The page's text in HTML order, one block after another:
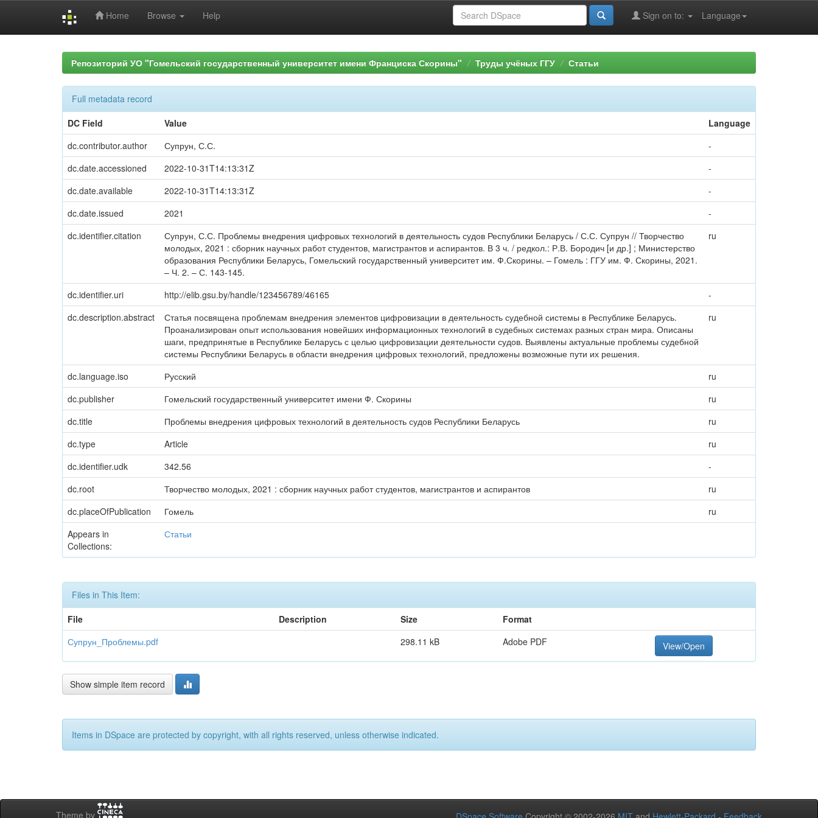
Home Browse Help Language
Sign on to:
Репозиторий УО "Гомельский государственный университет имени Франциска Скорины" Труды учёных ГГУ Статьи
Full metadata record
DC Field
Value
Language
dc.contributor.author
Супрун, С.С.
-
dc.date.accessioned
2022-10-31T14:13:31Z
-
dc.date.available
2022-10-31T14:13:31Z
-
dc.date.issued
2021
-
dc.identifier.citation
Супрун, С.С. Проблемы внедрения цифровых технологий в деятельность судов Республики Беларусь / С.С. Супрун // Творчество
молодых, 2021 : сборник научных работ студентов, магистрантов и аспирантов. В 3 ч. / редкол.: Р.В. Бородич [и др.] ; Министерство
образования Республики Беларусь, Гомельский государственный университет им. Ф.Скорины. – Гомель : ГГУ им. Ф. Скорины, 2021.
– Ч. 2. – С. 143-145.
ru
dc.identifier.uri http://elib.gsu.by/handle/123456789/46165
-
dc.description.abstract
Статья посвящена проблемам внедрения элементов цифровизации в деятельность судебной системы в Республике Беларусь.
Проанализирован опыт использования новейших информационных технологий в судебных системах разных стран мира. Описаны
шаги, предпринятые в Республике Беларусь с целью цифровизации деятельности судов. Выявлены актуальные проблемы судебной
системы Республики Беларусь в области внедрения цифровых технологий, предложены возможные пути их решения.
ru
dc.language.iso Русский
ru
dc.publisher
Гомельский государственный университет имени Ф. Скорины
ru
dc.title
Проблемы внедрения цифровых технологий в деятельность судов Республики Беларусь
ru
dc.type
Article
ru
dc.identifier.udk
342.56
-
dc.root
Творчество молодых, 2021 : сборник научных работ студентов, магистрантов и аспирантов
ru
dc.placeOfPublication
Гомель
ru
Appears in
Collections:
Статьи
Files in This Item:
File
Description Size
Format
Супрун_Проблемы.pdf
298.11 kB Adobe PDF View/Open
Show simple item record
Items in DSpace are protected by copyright, with all rights reserved, unless otherwise indicated.
Theme by